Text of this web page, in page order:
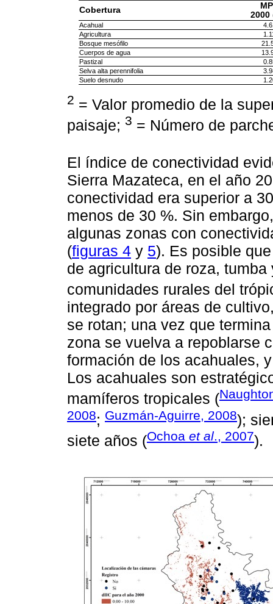
Cobertura
2000
Acahual
Agricultura
Bosque mesófilo
Cuerpos de agua
Pastizal
Selva alta perennifolia
Suelo desnudo
2 = Valor promedio de la
paisaje; 3 = Número de
El índice de conectividad
Sierra Mazateca, en el año
conectividad era superior a
menos de 30 %. Sin
algunas zonas con
(figuras 4 y 5). Es posible
de agricultura de roza,
comunidades rurales del
integrado por áreas de
se rotan; una vez que
zona se vuelva a repoblarse
formación de los acahuales,
Los acahuales son
mamíferos tropicales (
2008; Guzmán-Aguirre, 2008);
siete años (Ochoa et al., 2007).